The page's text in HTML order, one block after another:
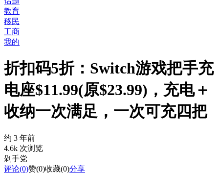
教育
移民
工商
我的
折扣码5折：Switch游戏把手充
电座$11.99(原$23.99)，充电＋
收纳一次满足，一次可充四把
约 3 年前
4.6k 次浏览
剁手党
评论(0)赞(0)收藏(0)分享